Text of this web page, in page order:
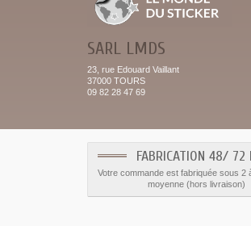
SARL LMDS
23, rue Edouard Vaillant
37000 TOURS
09 82 28 47 69
FABRICATION 48/ 72
Votre commande est fabriquée sous 2
moyenne (hors livraison)